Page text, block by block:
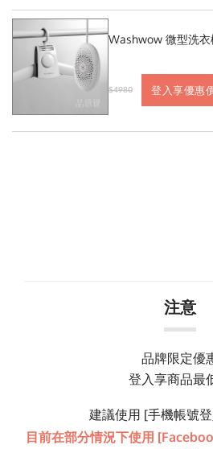
Washwow 微型洗
$4980 登入享優惠
注意
品牌限定優
登入享商品最
建議使用 [手機帳號
目前在部分情況下使用